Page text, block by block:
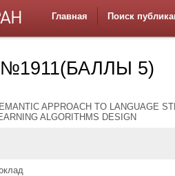
Главная Поиск
№1911(БАЛЛЫ 5)
APPROACH TO LANGUAGE
ALGORITHMS DESIGN